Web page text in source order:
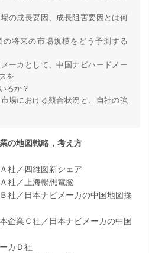
場の成長要因、成長阻害要因とは何
の将来の市場規模をどう予測する
メーカとして、中国ナビハードメー
を
るか？
市場における競合状況と、自社の強
の地図戦略，考え方
社／四維図新シェア
社／上海暢想電脳
社／日本ナビメーカの中国地図採
企業Ｃ社／日本ナビメーカの中国
カＤ社